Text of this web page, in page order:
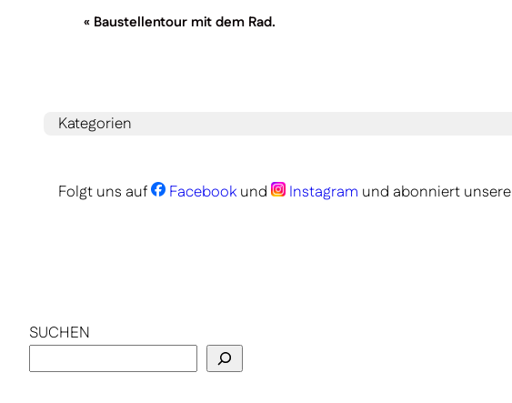
Veranstaltung-
« Baustellentour mit dem Rad.
Kategorien
Folgt uns auf Facebook und Instagram und abonniert unsere
SUCHEN